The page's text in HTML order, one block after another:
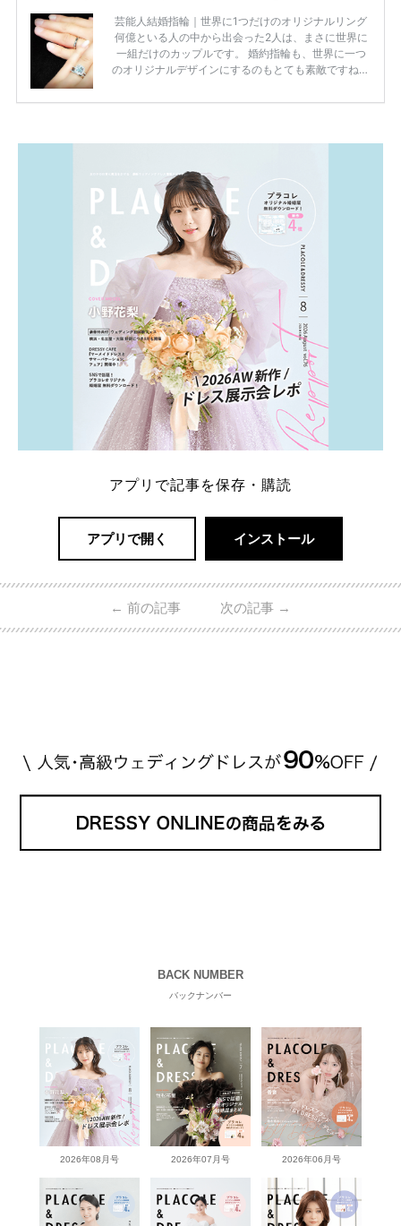
芸能人結婚指輪｜世界に1つだけのオリジナルリング
何億といる人の中から出会った2人は、まさに世界に
一組だけのカップルです。 婚約指輪も、世界に一つ
のオリジナルデザインにするのもとても素敵ですね♡
のを形にするのも想い出になります。 上戸彩さん・H
注品とのこと。 ダイヤモンドがたくさん散りばめら
続きを読む
アプリで記事を保存・購読
アプリで開く インストール
← 前の記事 次の記事 →
BACK NUMBER
バックナンバー
2026年08月号 2026年07月号 2026年06月号